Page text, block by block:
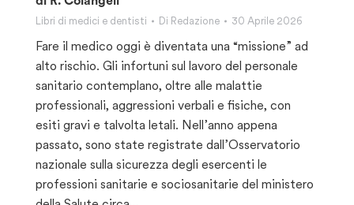
Libri di medici e dentisti Di Redazione 30 Aprile 2026
Fare il medico oggi è diventata una “missione” ad
alto rischio. Gli infortuni sul lavoro del personale
sanitario contemplano, oltre alle malattie
professionali, aggressioni verbali e fisiche, con
esiti gravi e talvolta letali. Nell’anno appena
passato, sono state registrate dall’Osservatorio
nazionale sulla sicurezza degli esercenti le
professioni sanitarie e sociosanitarie del ministero